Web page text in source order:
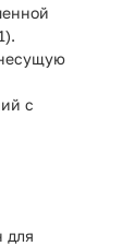
с
для